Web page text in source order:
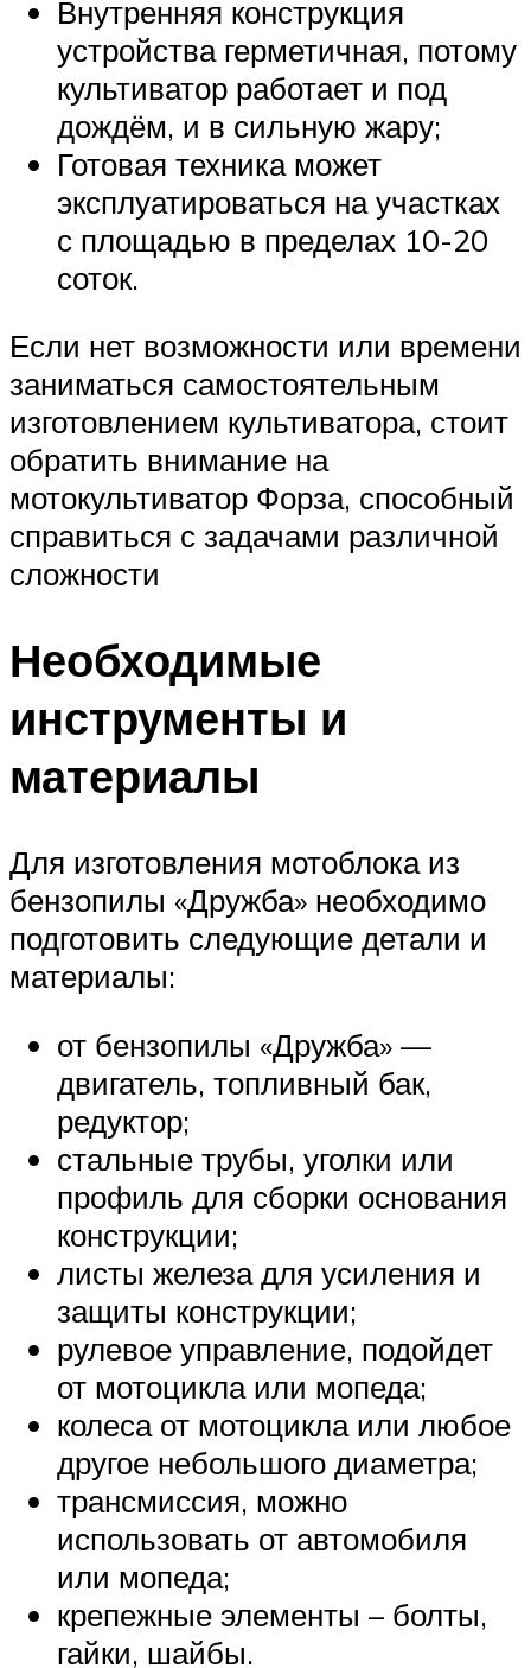
Внутренняя конструкция
устройства герметичная, потому
культиватор работает и под
дождём, и в сильную жару;
Готовая техника может
эксплуатироваться на участках
с площадью в пределах 10-20
соток.
Если нет возможности или времени
заниматься самостоятельным
изготовлением культиватора, стоит
обратить внимание на
мотокультиватор Форза, способный
справиться с задачами различной
сложности
Необходимые
инструменты и
материалы
Для изготовления мотоблока из
бензопилы «Дружба» необходимо
подготовить следующие детали и
материалы:
от бензопилы «Дружба» —
двигатель, топливный бак,
редуктор;
стальные трубы, уголки или
профиль для сборки основания
конструкции;
листы железа для усиления и
защиты конструкции;
рулевое управление, подойдет
от мотоцикла или мопеда;
колеса от мотоцикла или любое
другое небольшого диаметра;
трансмиссия, можно
использовать от автомобиля
или мопеда;
крепежные элементы – болты,
гайки, шайбы.